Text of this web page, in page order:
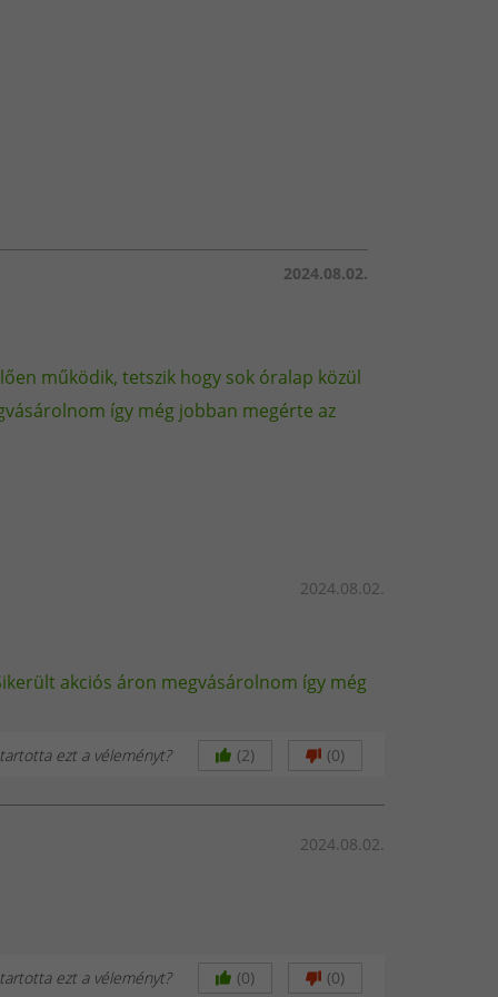
mély vízben, 30 percig is
például italokkal érintkezésbe
2024.08.02.
működik, tetszik hogy sok óralap közül
így még jobban megérte az
2024.08.02.
akciós áron megvásárolnom így még
ezt a véleményt? (2) (0)
2024.08.02.
ezt a véleményt? (0) (0)